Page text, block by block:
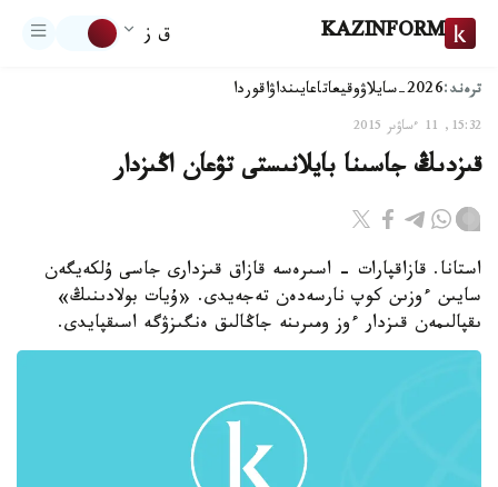
KAZINFORM ق ز
ترەند:2026-سايلاۋ وقيعاتاعايىنداۋاقوردا
15:32, 11 ءساۋىر 2015
قىزدىڭ جاسىنا بايلانىستى تۋعان اڭىزدار
استانا. قازاقپارات - اسىرەسە قازاق قىزدارى جاسى ۇلكەيگەن
سايىن ءوزىن كوپ نارسەدەن تەجەيدى. «ۇيات بولادىنىڭ»
ىقپالىمەن قىزدار ءوز ومىرىنە جاڭالىق ەنگىزۋگە اسىقپايدى.